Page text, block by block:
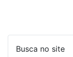
Busca no site